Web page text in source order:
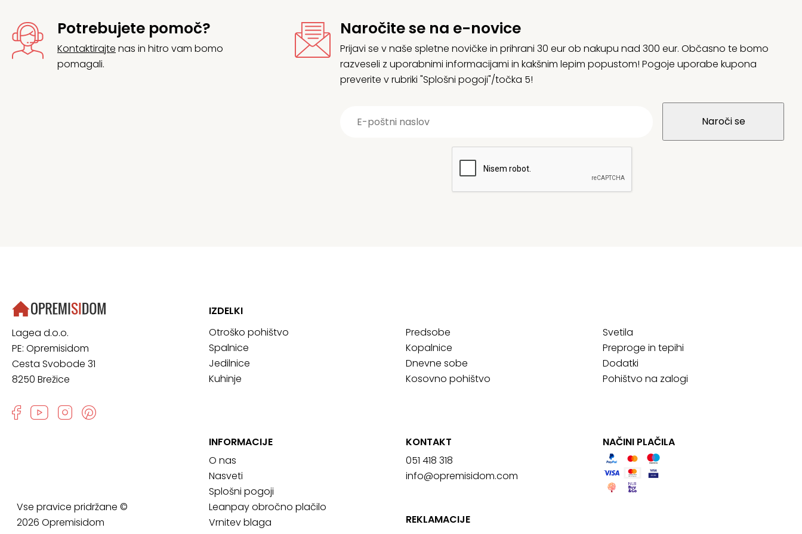
Potrebujete pomoč?
Kontaktirajte nas in hitro vam bomo
pomagali.
Naročite se na e-novice
Prijavi se v naše spletne novičke in prihrani 30 eur ob nakupu nad 300 eur. Občasno te bomo
razveseli z uporabnimi informacijami in kakšnim lepim popustom! Pogoje uporabe kupona
preverite v rubriki "Splošni pogoji"/točka 5!
Lagea d.o.o.
PE: Opremisidom
Cesta Svobode 31
8250 Brežice
Vse pravice pridržane ©
2026 Opremisidom
IZDELKI
Otroško pohištvo
Spalnice
Jedilnice
Kuhinje
Predsobe
Kopalnice
Dnevne sobe
Kosovno pohištvo
Svetila
Preproge in tepihi
Dodatki
Pohištvo na zalogi
INFORMACIJE
O nas
Nasveti
Splošni pogoji
Leanpay obročno plačilo
Vrnitev blaga
KONTAKT
051 418 318
info@opremisidom.com
REKLAMACIJE
NAČINI PLAČILA